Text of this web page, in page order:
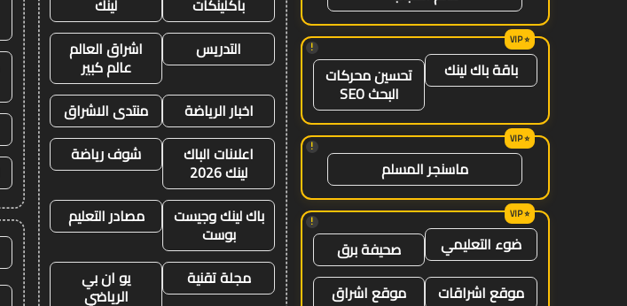
!
باقة باك لينك تحسين محركات
البحث SEO
!
ماسنجر المسلم
!
ضوء التعليمي
صحيفة برق
موقع اشراقات
موقع اشراق
باكلينكات
لينك
التدريس
اشراق العالم
عالم كبير
اخبار الرياضة
منتدى الاشراق
اعلانات الباك
لينك 2026
شوف رياضة
باك لينك وجيست
بوست
مصادر التعليم
مجلة تقنية يو ان بي
الرياضي